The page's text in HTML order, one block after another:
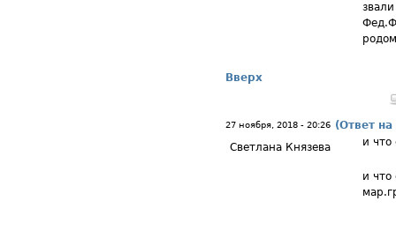
Вверх
27 ноября, 2018 - 20:26 (Ответ
Светлана Князева
и что
и